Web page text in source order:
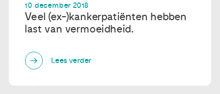
10 december 2018
Veel (ex-)kankerpatiënten hebben
last van vermoeidheid.
Lees verder